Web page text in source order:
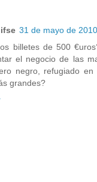
31 de mayo de
billetes de 500
el negocio de las
negro, refugiado
grandes?